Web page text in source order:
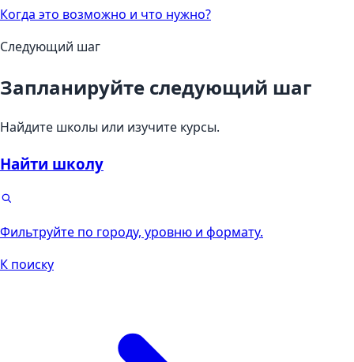
Когда это возможно и что нужно?
Следующий шаг
Запланируйте следующий шаг
Найдите школы или изучите курсы.
Найти школу
Фильтруйте по городу, уровню и формату.
К поиску